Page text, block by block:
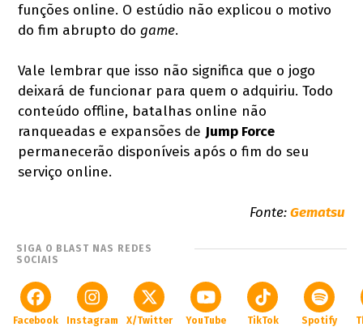
funções online. O estúdio não explicou o motivo
do fim abrupto dogame.
Vale lembrar que isso não significa que o jogo
deixará de funcionar para quem o adquiriu. Todo
conteúdo offline, batalhas online não
ranqueadas e expansões de Jump Force
permanecerão disponíveis após o fim do seu
serviço online.
Fonte:Gematsu
SIGA O BLAST NAS REDES
SOCIAIS
Facebook Instagram X/Twitter YouTube TikTok Spotify